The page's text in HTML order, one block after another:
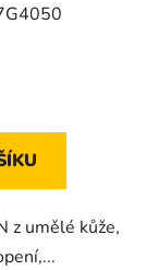
z umělé kůže,